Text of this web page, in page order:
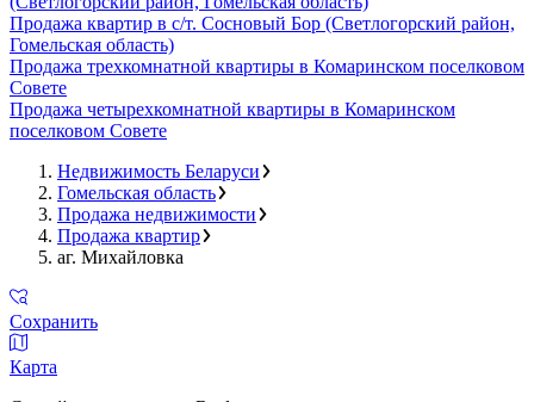
Продажа квартир в с/т. Сосновый Бор (Светлогорский район,
Гомельская область)
Продажа трехкомнатной квартиры в Комаринском поселковом
Совете
Продажа четырехкомнатной квартиры в Комаринском
поселковом Совете
Недвижимость Беларуси
Гомельская область
Продажа недвижимости
Продажа квартир
аг. Михайловка
Сохранить
Карта